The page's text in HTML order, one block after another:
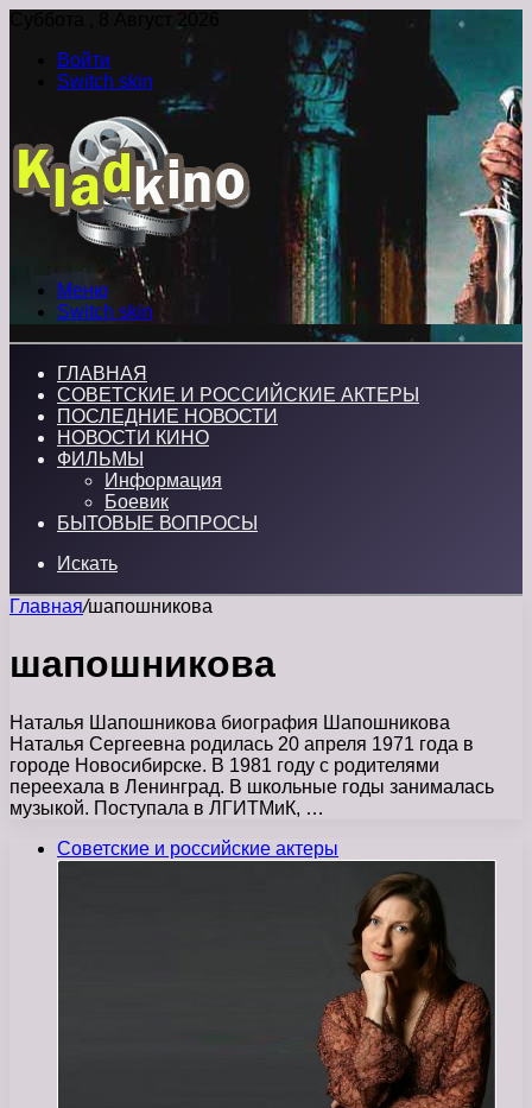
Суббота , 8 Август 2026
Войти
Switch skin
Меню
Switch skin
ГЛАВНАЯ
СОВЕТСКИЕ И РОССИЙСКИЕ АКТЕРЫ
ПОСЛЕДНИЕ НОВОСТИ
НОВОСТИ КИНО
ФИЛЬМЫ
Информация
Боевик
БЫТОВЫЕ ВОПРОСЫ
Искать
Главная/шапошникова
шапошникова
Наталья Шапошникова биография Шапошникова
Наталья Сергеевна родилась 20 апреля 1971 года в
городе Новосибирске. В 1981 году с родителями
переехала в Ленинград. В школьные годы занималась
музыкой. Поступала в ЛГИТМиК, …
Советские и российские актеры